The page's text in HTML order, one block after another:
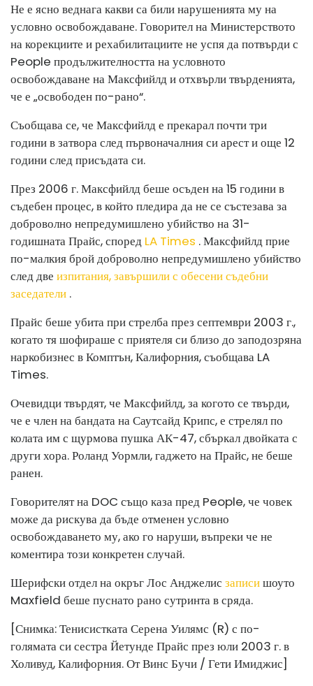
Не е ясно веднага какви са били нарушенията му на
условно освобождаване. Говорител на Министерството
на корекциите и рехабилитациите не успя да потвърди с
People продължителността на условното
освобождаване на Максфийлд и отхвърли твърденията,
че е „освободен по-рано“.
Съобщава се, че Максфийлд е прекарал почти три
години в затвора след първоначалния си арест и още 12
години след присъдата си.
През 2006 г. Максфийлд беше осъден на 15 години в
съдебен процес, в който пледира да не се състезава за
доброволно непредумишлено убийство на 31-
годишната Прайс, според LA Times . Максфийлд прие
по-малкия брой доброволно непредумишлено убийство
след две изпитания, завършили с обесени съдебни
заседатели .
Прайс беше убита при стрелба през септември 2003 г.,
когато тя шофираше с приятеля си близо до заподозряна
наркобизнес в Комптън, Калифорния, съобщава LA
Times.
Очевидци твърдят, че Максфийлд, за когото се твърди,
че е член на бандата на Саутсайд Крипс, е стрелял по
колата им с щурмова пушка АК-47, сбъркал двойката с
други хора. Роланд Уормли, гаджето на Прайс, не беше
ранен.
Говорителят на DOC също каза пред People, че човек
може да рискува да бъде отменен условно
освобождаването му, ако го наруши, въпреки че не
коментира този конкретен случай.
Шерифски отдел на окръг Лос Анджелис записишоуто
Maxfield беше пуснато рано сутринта в сряда.
[Снимка: Тенисистката Серена Уилямс (R) с по-
голямата си сестра Йетунде Прайс през юли 2003 г. в
Холивуд, Калифорния. От Винс Бучи / Гети Имиджис]